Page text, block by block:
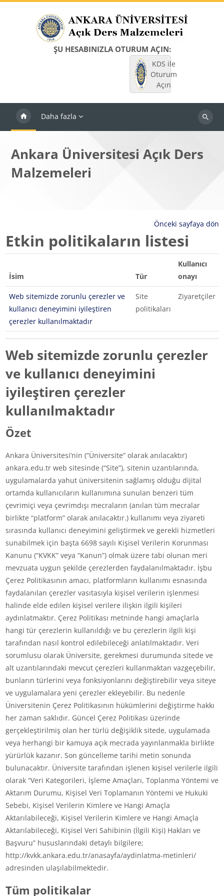
ŞU HESABINIZLA OTURUM AÇIN:
KDS ile
Oturum
Açın
Daha fazla
Dersleri
Ankara Üniversitesi Açık Ders
Malzemeleri
Önceki sayfaya dön
Etkin politikaların listesi
İsim Tür
Kullanıcı
onayı
Web sitemizde zorunlu çerezler ve
kullanıcı deneyimini iyileştiren
çerezler kullanılmaktadır
Site
politikaları
Ziyaretçiler
Web sitemizde zorunlu çerezler
ve kullanıcı deneyimini
iyileştiren çerezler
kullanılmaktadır
Özet
Ankara Üniversitesi’nin (“Üniversite” olarak anılacaktır)
ankara.edu.tr web sitesinde (“Site”), sitenin uzantılarında,
uygulamalarda yahut üniversitenin sağlamış olduğu dijital
ortamda kullanıcıların kullanımına sunulan benzeri tüm
çevrimiçi veya çevrimdışı mecraların (anılan tüm mecralar
birlikte “platform” olarak anılacaktır.) kullanımı veya ziyareti
sırasında kullanıcı deneyimini geliştirmek ve gerekli hizmetleri
sunabilmek için başta 6698 sayılı Kişisel Verilerin Korunması
Kanunu (“KVKK” veya “Kanun”) olmak üzere tabi olunan meri
mevzuata uygun şekilde çerezlerden faydalanılmaktadır. İşbu
Çerez Politikasının amacı, platformların kullanımı esnasında
faydalanılan çerezler vasıtasıyla kişisel verilerin işlenmesi
halinde elde edilen kişisel verilere ilişkin ilgili kişileri
aydınlatmaktır. Çerez Politikası metninde hangi amaçlarla
hangi tür çerezlerin kullanıldığı ve bu çerezlerin ilgili kişi
tarafından nasıl kontrol edilebileceği anlatılmaktadır. Veri
sorumlusu olarak Üniversite, gerekmesi durumunda sitede ve
alt uzantılarındaki mevcut çerezleri kullanmaktan vazgeçebilir,
bunların türlerini veya fonksiyonlarını değiştirebilir veya siteye
ve uygulamalara yeni çerezler ekleyebilir. Bu nedenle
Üniversitenin Çerez Politikasının hükümlerini değiştirme hakkı
her zaman saklıdır. Güncel Çerez Politikası üzerinde
gerçekleştirilmiş olan her türlü değişiklik sitede, uygulamada
veya herhangi bir kamuya açık mecrada yayınlanmakla birlikte
yürürlük kazanır. Son güncelleme tarihi metin sonunda
bulunacaktır. Üniversite tarafından işlenen kişisel verilerle ilgili
olarak “Veri Kategorileri, İşleme Amaçları, Toplanma Yöntemi ve
Aktarım Durumu, Kişisel Veri Toplamanın Yöntemi ve Hukuki
Sebebi, Kişisel Verilerin Kimlere ve Hangi Amaçla
Aktarılabileceği, Kişisel Verilerin Kimlere ve Hangi Amaçla
Aktarılabileceği, Kişisel Veri Sahibinin (İlgili Kişi) Hakları ve
Başvuru” hususlarındaki detaylı bilgilere;
http://kvkk.ankara.edu.tr/anasayfa/aydinlatma-metinleri/
adresinden ulaşılabilmektedir.
Tüm politikalar